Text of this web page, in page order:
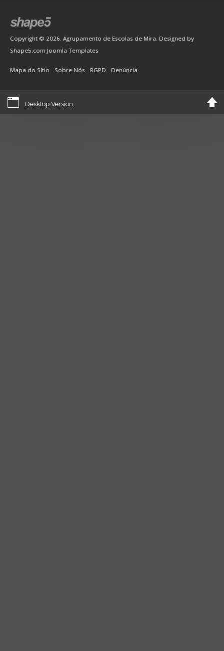
Copyright © 2026. Agrupamento de Escolas de Mira. Designed by
Shape5.com Joomla Templates
Mapa do Sítio Sobre Nós RGPD Denúncia
Desktop Version